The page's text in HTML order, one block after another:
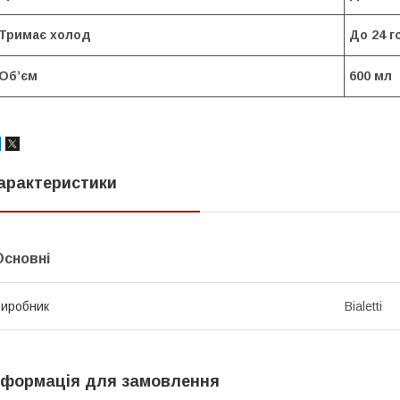
Тримає холод До 24
Обʼєм 600 мл
Bialetti
для замовлення